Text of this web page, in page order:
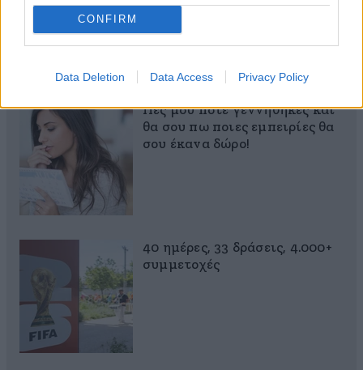
CONFIRM
Data Deletion Data Access Privacy Policy
Πες μου πότε γεννήθηκες και
θα σου πω ποιες εμπειρίες θα
σου έκανα δώρο!
40 ημέρες, 33 δράσεις, 4.000+
συμμετοχές